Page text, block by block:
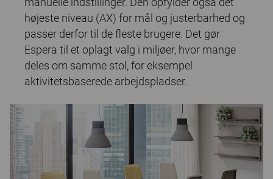
højeste niveau (AX) for mål og justerbarhed og
passer derfor til de fleste brugere. Det gør
Espera til et oplagt valg i miljøer, hvor mange
deles om samme stol, for eksempel
aktivitetsbaserede arbejdspladser.